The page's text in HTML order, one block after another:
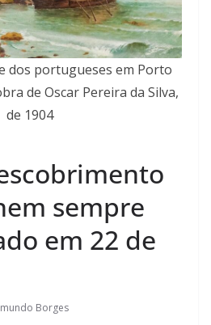
dos portugueses em Porto
de Oscar Pereira da Silva,
de 1904
sempre
em 22 de
Borges